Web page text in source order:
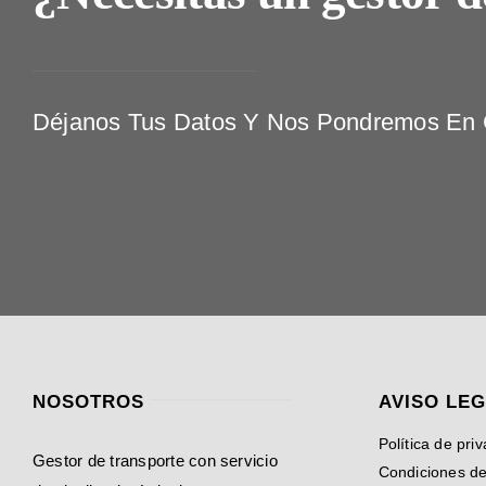
Déjanos Tus Datos Y Nos Pondremos
NOSOTROS
Gestor de transporte con servicio
AVISO
Política de
Condiciones